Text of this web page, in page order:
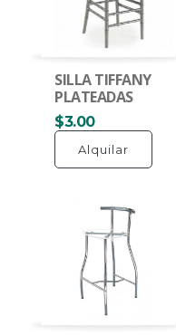
SILLA TIFFANY
PLATEADAS
$3.00
Alquilar